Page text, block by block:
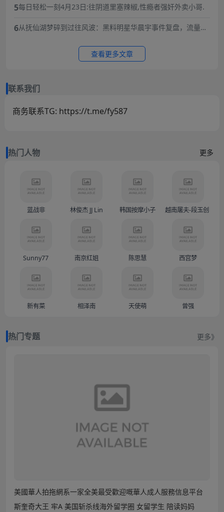
5每日轻松一刻4月23日:往阴道里塞辣椒,性瘾者强奸外卖小哥.
6从抚仙湖梦碎到过往风波：黑料明星华晨宇事件复盘，流量与
查看更多文章
联系我们
商务联系TG: https://t.me/fy587
热门人物 更多
蓝战非 林俊杰 JJ Lin 韩国按摩小子 越南屠夫-段玉创（
Sunny77 南京红姐 陈思慧 西宫梦
新有菜 相泽南 天使萌 曾强
热门专题 更多》
美國華人拍拖網系一家全美最受歡迎嘅華人成人服務信息平台
斯奎奇大王 牢A 美国斩杀线海外留学圈 女留学生 陪读妈妈